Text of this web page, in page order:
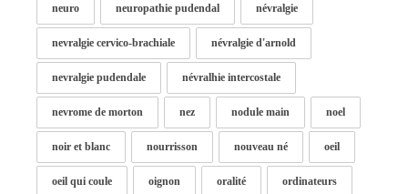
neuro neuropathie pudendal névralgie
nevralgie cervico-brachiale névralgie d'arnold
nevralgie pudendale névralhie intercostale
nevrome de morton nez nodule main noel
noir et blanc nourrisson nouveau né oeil
oeil qui coule oignon oralité ordinateurs